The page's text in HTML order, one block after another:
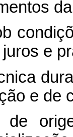
e
e de
de